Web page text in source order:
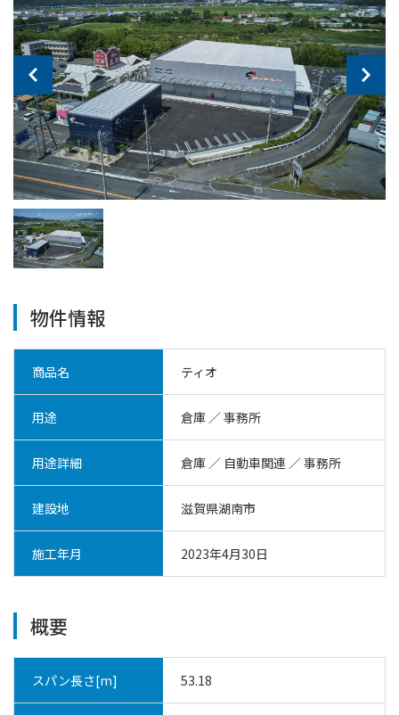
物件情報
商品名 ティオ
用途 倉庫 ／ 事務所
用途詳細 倉庫 ／ 自動車関連 ／事務所
建設地 滋賀県湖南市
施工年月 2023年4月30日
概要
スパン長さ[m] 53.18